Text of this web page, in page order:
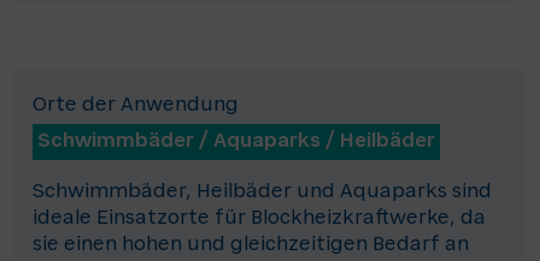
Orte der Anwendung
Schwimmbäder / Aquaparks / Heilbäder
Schwimmbäder, Heilbäder und Aquaparks sind
ideale Einsatzorte für Blockheizkraftwerke, da
sie einen hohen und gleichzeitigen Bedarf an